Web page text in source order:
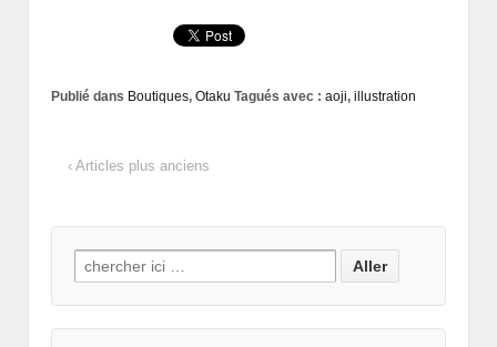
Publié dans Boutiques, Otaku Tagués avec : aoji, illustration
‹ Articles plus anciens
Search for: